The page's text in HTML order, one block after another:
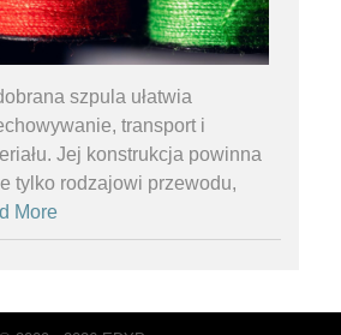
szpula ułatwia
transport i
Jej konstrukcja powinna
tylko rodzajowi przewodu,
More